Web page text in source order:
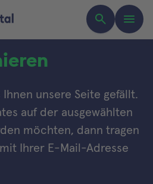
unsere Seite gefällt.
auf der ausgewählten
möchten, dann tragen
Ihrer E-Mail-Adresse